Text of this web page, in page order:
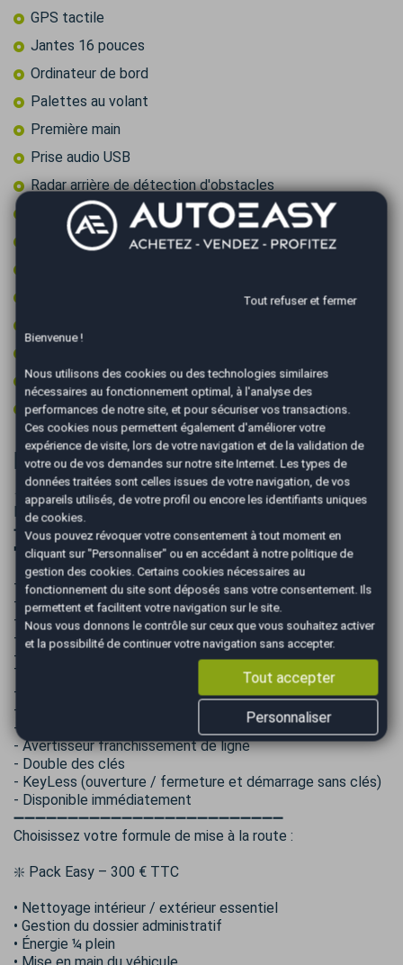
GPS tactile
Jantes 16 pouces
Ordinateur de bord
Palettes au volant
Première main
Prise audio USB
Radar arrière de détection d'obstacles
Radar avant de détection d'obstacles
Régulateur de vitesse adaptatif
Volant cuir
Volant multifonctions
Informations complémentaires
✦ Plus de photos sur notre site : AUTOEASY Salon-de-
Provence
➖➖➖➖➖➖➖➖➖➖➖➖➖➖➖➖➖➖➖➖➖➖➖➖➖
➡️ Ce qu’il faut savoir sur ce véhicule :
- Extension de garantie 2 ans jusqu'au 23/03/2027
- Véhicule restylé (nouvel écran et pare-chocs)
- Véhicule en parfait état
- Véhicule Français
- Entretiens réalisés exclusivement chez Volkswagen
Touring à 29000km et 61000km
- GPS
- Radars AV/AR
- Bluetooth
- Avertisseur franchissement de ligne
- Double des clés
- KeyLess (ouverture / fermeture et démarrage sans clés)
- Disponible immédiatement
➖➖➖➖➖➖➖➖➖➖➖➖➖➖➖➖➖➖➖➖➖➖➖➖➖
Choisissez votre formule de mise à la route :
❇️ Pack Easy – 300 € TTC
• Nettoyage intérieur / extérieur essentiel
• Gestion du dossier administratif
• Énergie ¼ plein
Tout refuser et fermer
Bienvenue !
Nous utilisons des cookies ou des technologies similaires
nécessaires au fonctionnement optimal, à l'analyse des
performances de notre site, et pour sécuriser vos transactions.
Ces cookies nous permettent également d'améliorer votre
expérience de visite, lors de votre navigation et de la validation de
votre ou de vos demandes sur notre site Internet. Les types de
données traitées sont celles issues de votre navigation, de vos
appareils utilisés, de votre profil ou encore les identifiants uniques
de cookies.
Vous pouvez révoquer votre consentement à tout moment en
cliquant sur "Personnaliser" ou en accédant à notre politique de
gestion des cookies. Certains cookies nécessaires au
fonctionnement du site sont déposés sans votre consentement. Ils
permettent et facilitent votre navigation sur le site.
Nous vous donnons le contrôle sur ceux que vous souhaitez activer
et la possibilité de continuer votre navigation sans accepter.
Tout accepter
Personnaliser